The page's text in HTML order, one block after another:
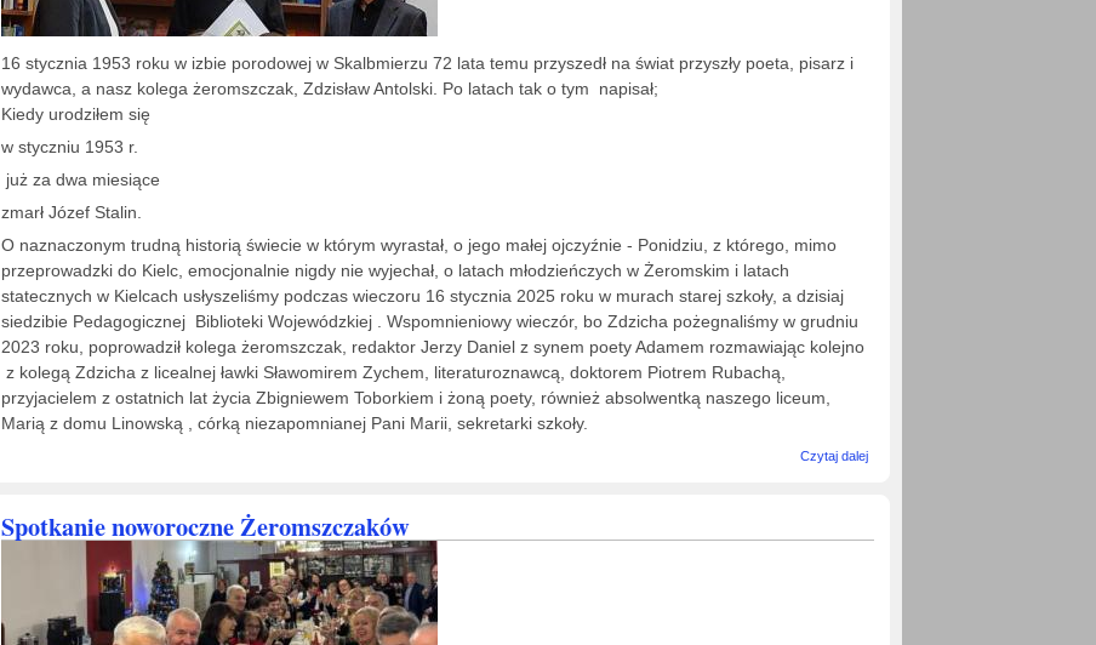
16 stycznia 1953 roku w izbie porodowej w Skalbmierzu 72 lata temu przyszedł na świat przyszły poeta, pisarz i
wydawca, a nasz kolega żeromszczak, Zdzisław Antolski. Po latach tak o tym napisał;
Kiedy urodziłem się
w styczniu 1953 r.
już za dwa miesiące
zmarł Józef Stalin.
O naznaczonym trudną historią świecie w którym wyrastał, o jego małej ojczyźnie - Ponidziu, z którego, mimo
przeprowadzki do Kielc, emocjonalnie nigdy nie wyjechał, o latach młodzieńczych w Żeromskim i latach
statecznych w Kielcach usłyszeliśmy podczas wieczoru 16 stycznia 2025 roku w murach starej szkoły, a dzisiaj
siedzibie Pedagogicznej Biblioteki Wojewódzkiej . Wspomnieniowy wieczór, bo Zdzicha pożegnaliśmy w grudniu
2023 roku, poprowadził kolega żeromszczak, redaktor Jerzy Daniel z synem poety Adamem rozmawiając kolejno
z kolegą Zdzicha z licealnej ławki Sławomirem Zychem, literaturoznawcą, doktorem Piotrem Rubachą,
przyjacielem z ostatnich lat życia Zbigniewem Toborkiem i żoną poety, również absolwentką naszego liceum,
Marią z domu Linowską , córką niezapomnianej Pani Marii, sekretarki szkoły.
Czytaj dalejwpis
Wieczór
Spotkanie noworoczne Żeromszczaków